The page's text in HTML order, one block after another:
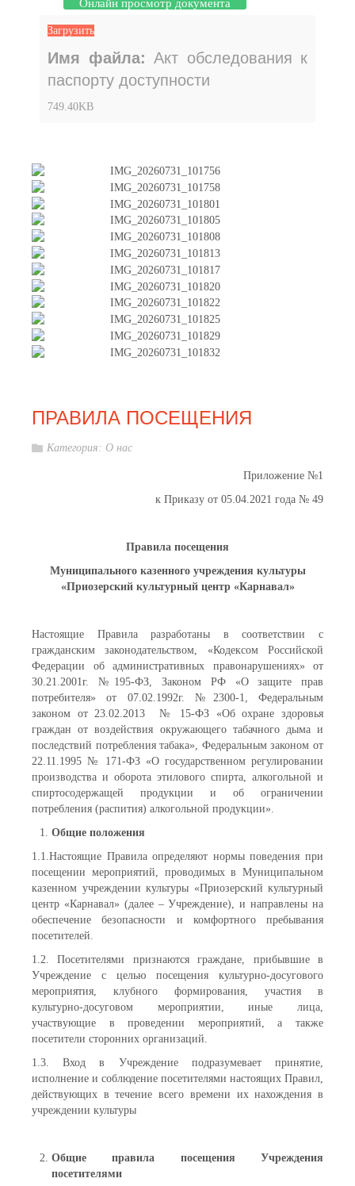
Онлайн просмотр документа
Загрузить
Имя файла: Акт обследования к
паспорту доступности
749.40KB
ПРАВИЛА ПОСЕЩЕНИЯ
Категория: О нас
Приложение №1
к Приказу от 05.04.2021 года № 49
Правила посещения
Муниципального казенного учреждения культуры
«Приозерский культурный центр «Карнавал»
Настоящие Правила разработаны в соответствии с
гражданским законодательством, «Кодексом Российской
Федерации об административных правонарушениях» от
30.21.2001г. №195-ФЗ, Законом РФ «О защите прав
потребителя» от 07.02.1992г. №2300-1, Федеральным
законом от 23.02.2013 № 15-ФЗ «Об охране здоровья
граждан от воздействия окружающего табачного дыма и
последствий потребления табака», Федеральным законом от
22.11.1995 № 171-ФЗ «О государственном регулировании
производства и оборота этилового спирта, алкогольной и
спиртосодержащей продукции и об ограничении
потребления (распития) алкогольной продукции».
Общие положения
1.1.Настоящие Правила определяют нормы поведения при
посещении мероприятий, проводимых в Муниципальном
казенном учреждении культуры «Приозерский культурный
центр «Карнавал» (далее – Учреждение), и направлены на
обеспечение безопасности и комфортного пребывания
посетителей.
1.2. Посетителями признаются граждане, прибывшие в
Учреждение с целью посещения культурно-досугового
мероприятия, клубного формирования, участия в
культурно-досуговом мероприятии, иные лица,
участвующие в проведении мероприятий, а также
посетители сторонних организаций.
1.3. Вход в Учреждение подразумевает принятие,
исполнение и соблюдение посетителями настоящих Правил,
действующих в течение всего времени их нахождения в
учреждении культуры
Общие правила посещения Учреждения
посетителями